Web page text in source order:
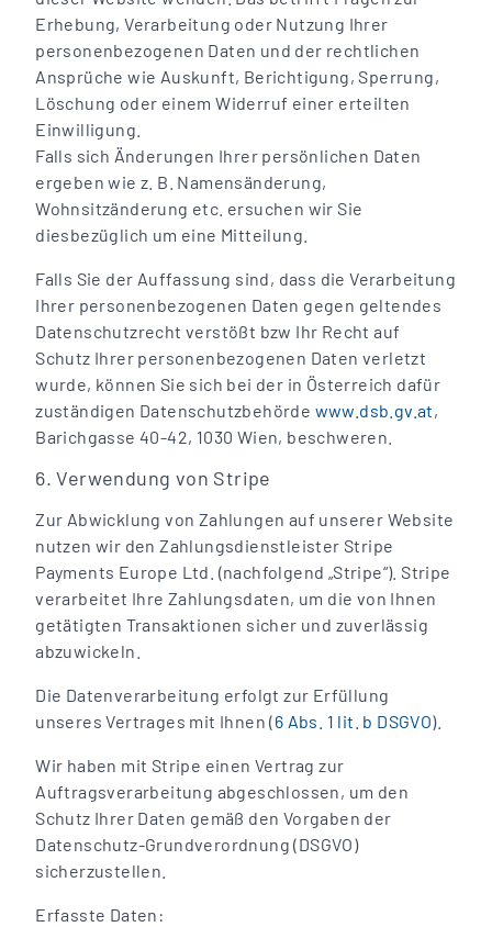
Erhebung, Verarbeitung oder Nutzung Ihrer
personenbezogenen Daten und der rechtlichen
Ansprüche wie Auskunft, Berichtigung, Sperrung,
Löschung oder einem Widerruf einer erteilten
Einwilligung.
Falls sich Änderungen Ihrer persönlichen Daten
ergeben wie z. B. Namensänderung,
Wohnsitzänderung etc. ersuchen wir Sie
diesbezüglich um eine Mitteilung.
Falls Sie der Auffassung sind, dass die Verarbeitung
Ihrer personenbezogenen Daten gegen geltendes
Datenschutzrecht verstößt bzw Ihr Recht auf
Schutz Ihrer personenbezogenen Daten verletzt
wurde, können Sie sich bei der in Österreich dafür
zuständigen Datenschutzbehörde www.dsb.gv.at,
Barichgasse 40-42, 1030 Wien, beschweren.
6. Verwendung von Stripe
Zur Abwicklung von Zahlungen auf unserer Website
nutzen wir den Zahlungsdienstleister Stripe
Payments Europe Ltd. (nachfolgend „Stripe“). Stripe
verarbeitet Ihre Zahlungsdaten, um die von Ihnen
getätigten Transaktionen sicher und zuverlässig
abzuwickeln.
Die Datenverarbeitung erfolgt zur Erfüllung
unseres Vertrages mit Ihnen (6 Abs. 1 lit. b DSGVO).
Wir haben mit Stripe einen Vertrag zur
Auftragsverarbeitung abgeschlossen, um den
Schutz Ihrer Daten gemäß den Vorgaben der
Datenschutz-Grundverordnung (DSGVO)
sicherzustellen.
Erfasste Daten: